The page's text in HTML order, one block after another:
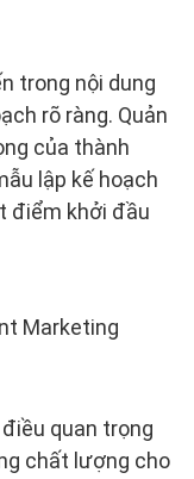
trong nội dung
rõ ràng. Quản
của thành
lập kế hoạch
điểm khởi đầu
Marketing
quan trọng
chất lượng cho